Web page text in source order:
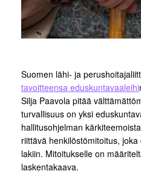
Suomen lähi- ja
tavoitteensa eduskuntavaaleihi
Silja Paavola pitää
turvallisuus on yksi
hallitusohjelman
riittävä henkilöstömitoitus,
lakiin. Mitoitukselle on
laskentakaava.